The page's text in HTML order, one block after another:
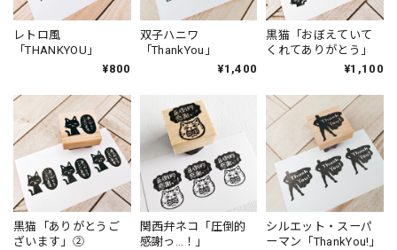
レトロ風
「THANKYOU」
¥800
双子ハニワ
「ThankYou」
¥1,400
黒猫「おぼえていて
くれてありがとう」
¥1,100
黒猫「ありがとうご
ざいます」②
関西弁ネコ「圧倒的
感謝っ…！」
シルエット・スーパ
ーマン「ThankYou!」